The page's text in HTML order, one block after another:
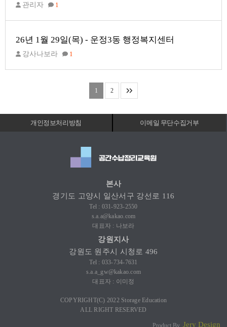
관리자 1
26년 1월 29일(목) - 운정3동 행정복지센터
강사나보라 1
1 2
개인정보처리방침 이메일 무단수집거부
본사
경기도 고양시 일산서구 강선로 116
Tel : 031-923-2550
s.a.a@kakao.com
대표자 : 나보라
강원지사
강원도 원주시 시청로 496
Tel : 033-734-7631
s.a.a_gw@kakao.com
대표자 : 이미정
COPYRIGHT(C) 2022 Storage Education
ALL RIGHT RESERVED
Product By Jery Design